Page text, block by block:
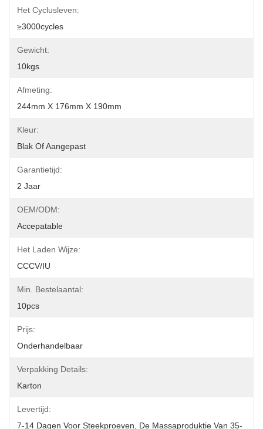
Het Cyclusleven:
≥3000cycles
Gewicht:
10kgs
Afmeting:
244mm X 176mm X 190mm
Kleur:
Blak Of Aangepast
Garantietijd:
2 Jaar
OEM/ODM:
Accepatable
Het Laden Wijze:
CCCV/IU
Min. Bestelaantal:
10pcs
Prijs:
Onderhandelbaar
Verpakking Details:
Karton
Levertijd:
7-14 Dagen Voor Steekproeven, De Massaproduktie Van 35-